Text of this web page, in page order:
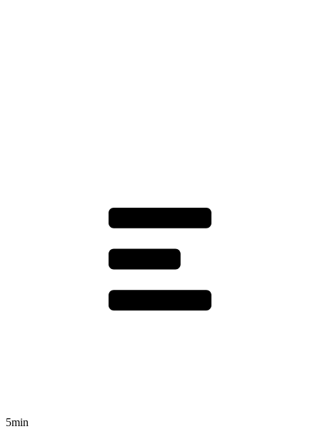
5min